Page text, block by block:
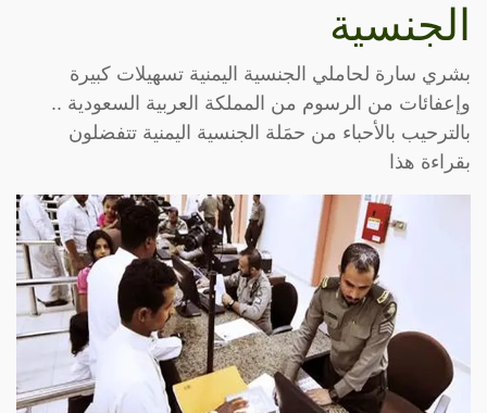
الجنسية
بشري سارة لحاملي الجنسية اليمنية تسهيلات كبيرة
وإعفائات من الرسوم من المملكة العربية السعودية ..
بالترحيب بالأحباء من حمَلة الجنسية اليمنية تتفضلون
بقراءة هذا